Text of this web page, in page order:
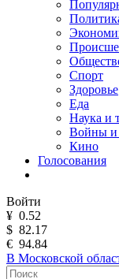
Спорт
Здоровье
Еда
Наука и
Войны и
Кино
Голосования
Войти
¥ 0.52
$ 82.17
€ 94.84
В Московской